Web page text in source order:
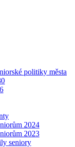
politiky města
2024
2023
seniory